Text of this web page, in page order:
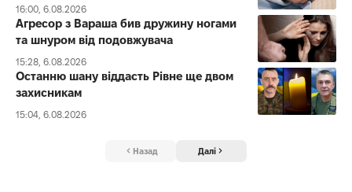
16:00, 6.08.2026
Агресор з Вараша бив дружину ногами
та шнуром від подовжувача
15:28, 6.08.2026
Останню шану віддасть Рівне ще двом
захисникам
15:04, 6.08.2026
Назад Далі